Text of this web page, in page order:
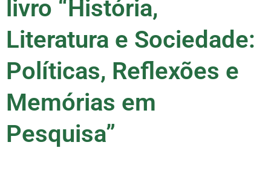
livro “História,
Literatura e Sociedade:
Políticas, Reflexões e
Memórias em
Pesquisa”